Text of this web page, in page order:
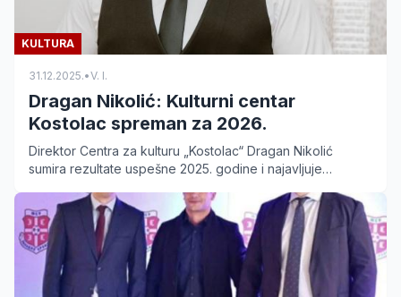
KULTURA
31.12.2025.•V. I.
Dragan Nikolić: Kulturni centar
Kostolac spreman za 2026.
Direktor Centra za kulturu „Kostolac“ Dragan Nikolić
sumira rezultate uspešne 2025. godine i najavljuje